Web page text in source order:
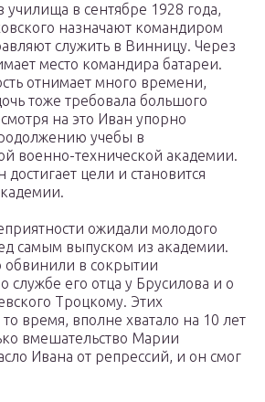
училища в сентябре 1928 года,
назначают командиром
служить в Винницу. Через
место командира батареи.
отнимает много времени,
тоже требовала большого
на это Иван упорно
учебы в
военно-технической академии.
достигает цели и становится
ожидали молодого
самым выпуском из академии.
обвинили в сокрытии
его отца у Брусилова и о
Троцкому. Этих
время, вполне хватало на 10 лет
вмешательство Марии
Ивана от репрессий, и он смог